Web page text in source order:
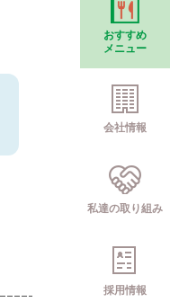
おすすめ
メニュー
会社情報
私達の取り組み
採用情報